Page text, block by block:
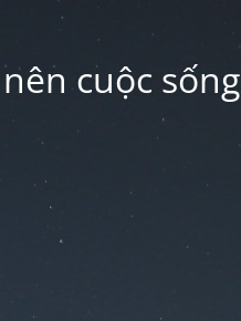
cuộc sống